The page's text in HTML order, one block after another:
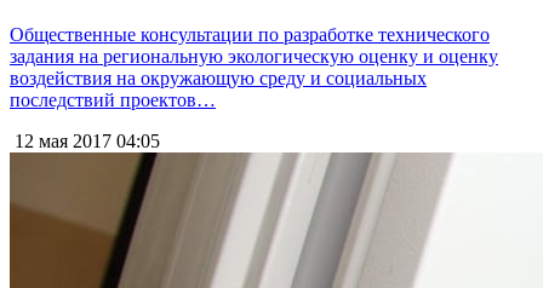
Общественные консультации по разработке технического
задания на региональную экологическую оценку и оценку
воздействия на окружающую среду и социальных
последствий проектов…
12 мая 2017 04:05